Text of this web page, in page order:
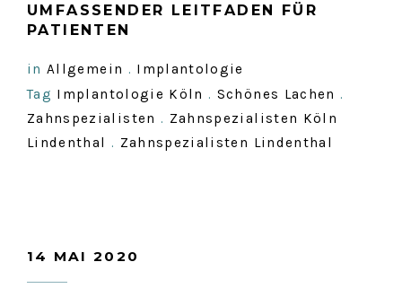
UMFASSENDER LEITFADEN FÜR
PATIENTEN
in Allgemein . Implantologie
Tag Implantologie Köln . Schönes Lachen .
Zahnspezialisten . Zahnspezialisten Köln
Lindenthal . Zahnspezialisten Lindenthal
14 MAI 2020